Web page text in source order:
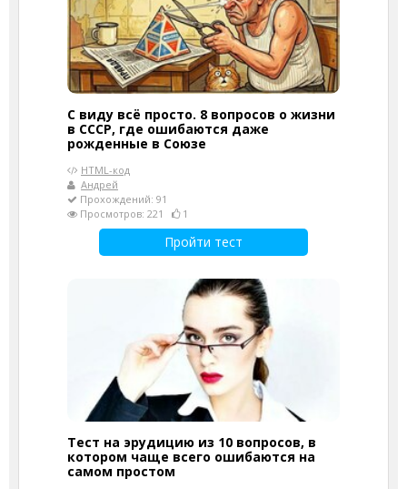
С виду всё просто. 8 вопросов о жизни
в СССР, где ошибаются даже
рожденные в Союзе
HTML-код
Андрей
Прохождений: 91
Просмотров: 221
1
Пройти тест
Тест на эрудицию из 10 вопросов, в
котором чаще всего ошибаются на
самом простом